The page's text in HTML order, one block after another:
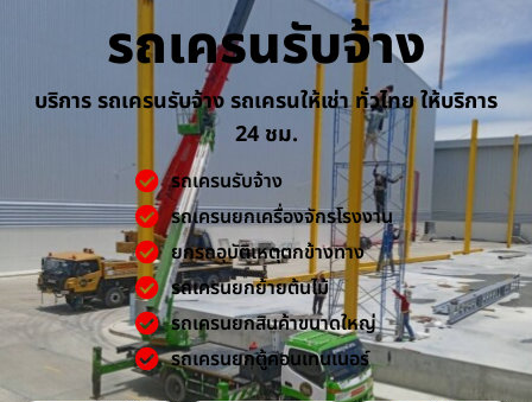
รถเครนรับจ้าง
บริการ รถเครนรับจ้าง รถเครนให้เช่า ทั่วไทย ให้บริการ
24 ชม.
รถเครนรับจ้าง
รถเครนยกเครื่องจักรโรงงาน
ยกรถอุบัติเหตุตกข้างทาง
รถเครนยกย้ายต้นไม้
รถเครนยกสินค้าขนาดใหญ่
รถเครนยกตู้คอนเทนเนอร์